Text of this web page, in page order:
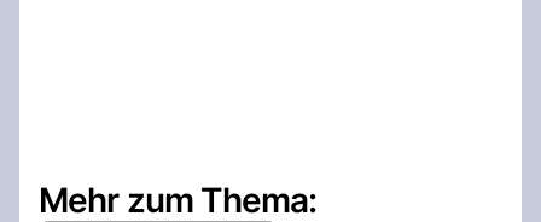
Mehr zum Thema: